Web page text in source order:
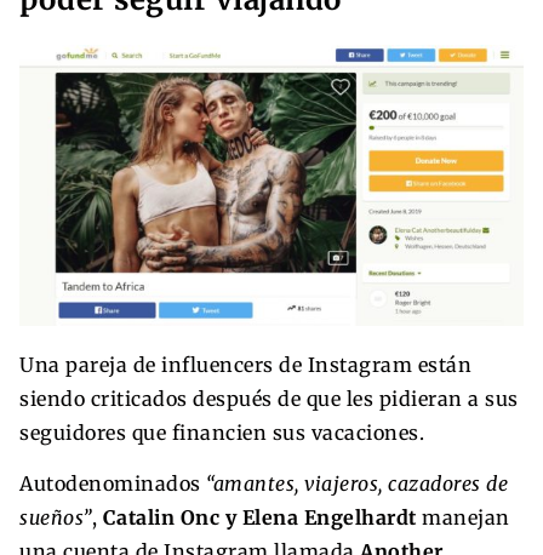
Una pareja de influencers de Instagram están
siendo criticados después de que les pidieran a sus
seguidores que financien sus vacaciones.
Autodenominados “amantes, viajeros, cazadores de
sueños”, Catalin Onc y Elena Engelhardt manejan